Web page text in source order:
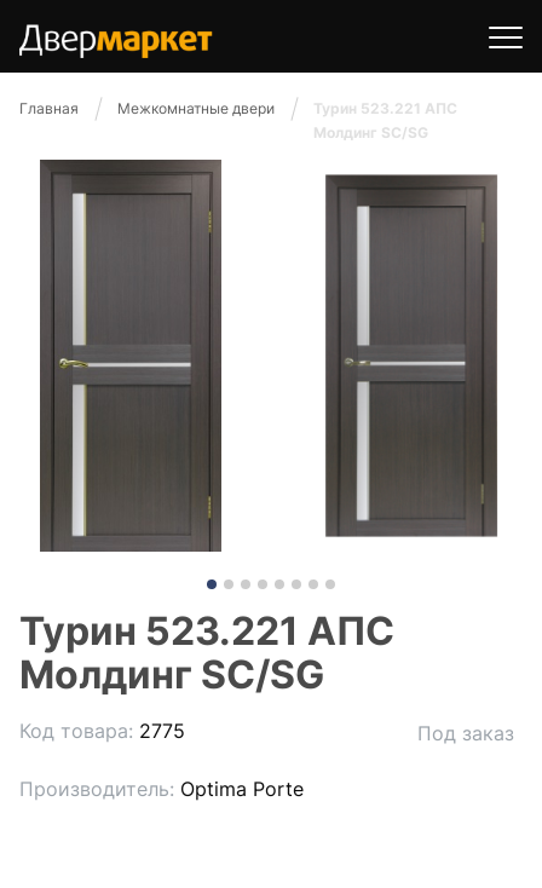
Главная Межкомнатные двери
Турин 523.221 АПС
Молдинг SC/SG
Турин 523.221 АПС
Молдинг SC/SG
Код товара: 2775
Производитель: Optima Porte
Под заказ